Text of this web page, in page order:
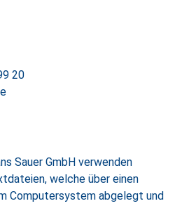
20
Sauer GmbH verwenden
welche über einen
Computersystem abgelegt und